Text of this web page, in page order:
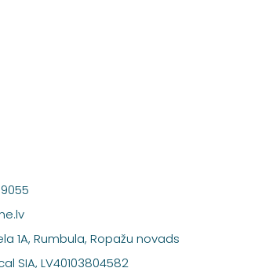
1A, Rumbula, Ropažu novads
SIA, LV40103804582